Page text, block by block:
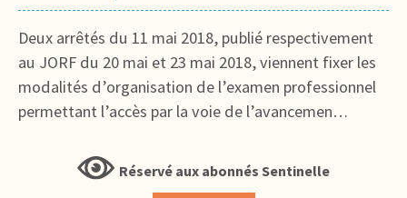
Deux arrêtés du 11 mai 2018, publié respectivement
au JORF du 20 mai et 23 mai 2018, viennent fixer les
modalités d’organisation de l’examen professionnel
permettant l’accès par la voie de l’avancemen…
Réservé aux abonnés Sentinelle